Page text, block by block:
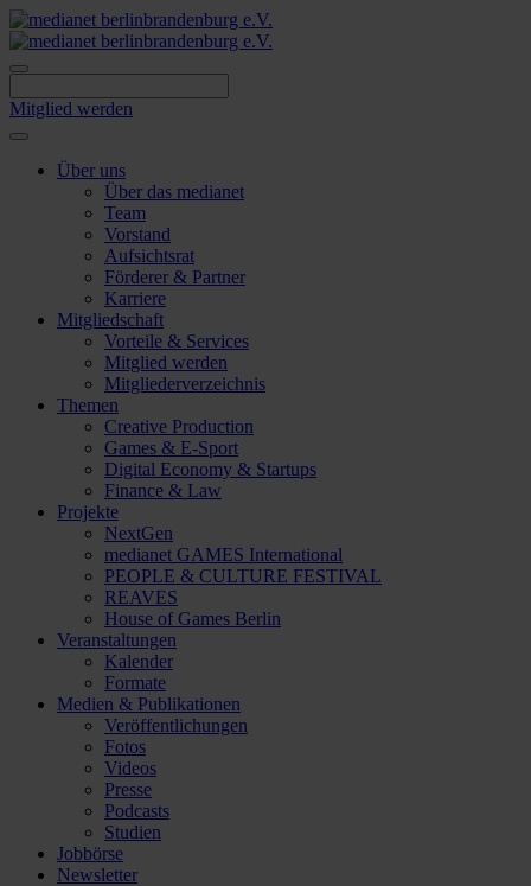
Skip
to
content
Mitglied werden
Über uns
Über das medianet
Team
Vorstand
Aufsichtsrat
Förderer & Partner
Karriere
Mitgliedschaft
Vorteile & Services
Mitglied werden
Mitgliederverzeichnis
Themen
Creative Production
Games & E-Sport
Digital Economy & Startups
Finance & Law
Projekte
NextGen
medianet GAMES International
PEOPLE & CULTURE FESTIVAL
REAVES
House of Games Berlin
Veranstaltungen
Kalender
Formate
Medien & Publikationen
Veröffentlichungen
Fotos
Videos
Presse
Podcasts
Studien
Jobbörse
Newsletter